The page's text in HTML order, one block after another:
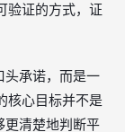
验证的方式，证
承诺，而是一
核心目标并不是
更清楚地判断平